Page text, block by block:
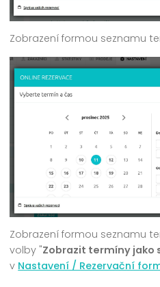
Zobrazení formou seznamu
Zobrazení formou seznamu
volby "Zobrazit termíny jako
v Nastavení / Rezervační